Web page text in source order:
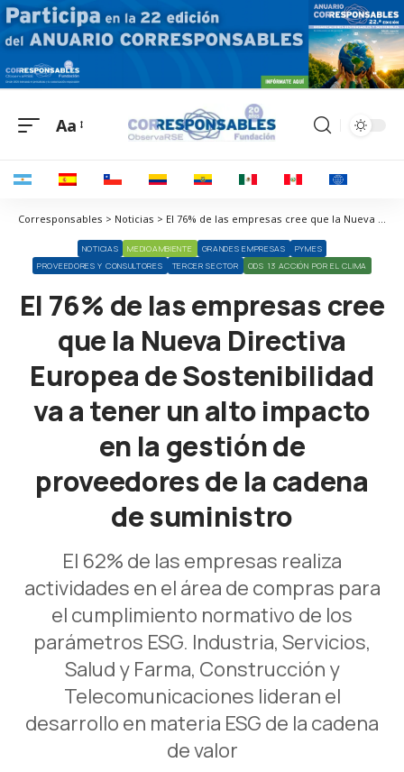
Aa
Corresponsables > Noticias > El 76% de las empresas cree que la Nueva Directiva Europea de Sostenibilidad va a tener un alto impacto en la gestión de proveedores de la cadena de suministro
NOTICIAS MEDIOAMBIENTE GRANDES EMPRESAS
PYMES
PROVEEDORES Y CONSULTORES
TERCER SECTOR ODS 13 ACCIÓN POR EL CLIMA
El 76% de las empresas cree
que la Nueva Directiva
Europea de Sostenibilidad
va a tener un alto impacto
en la gestión de
proveedores de la cadena
de suministro
El 62% de las empresas realiza
actividades en el área de compras para
el cumplimiento normativo de los
parámetros ESG. Industria, Servicios,
Salud y Farma, Construcción y
Telecomunicaciones lideran el
desarrollo en materia ESG de la cadena
de valor